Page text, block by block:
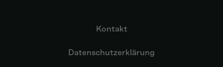
Kontakt
Datenschutzerklärung